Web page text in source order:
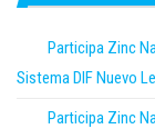
Participa Zinc
Sistema DIF Nuevo
Participa Zinc